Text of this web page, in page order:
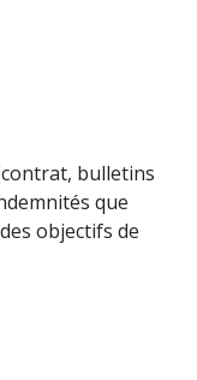
bulletins
que
objectifs de